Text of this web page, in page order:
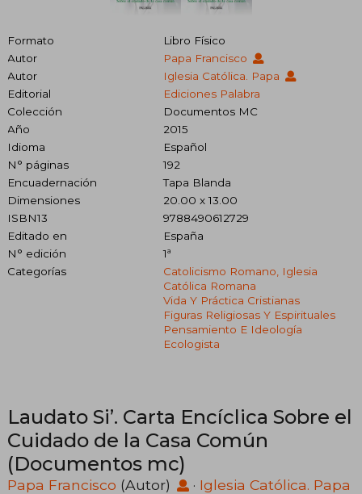
Formato
Libro Físico
Autor
Papa Francisco
Autor
Iglesia Católica. Papa
Editorial
Ediciones Palabra
Colección
Documentos MC
Año
2015
Idioma
Español
N° páginas
192
Encuadernación
Tapa Blanda
Dimensiones
20.00 x 13.00
ISBN13
9788490612729
Editado en
España
N° edición
1ª
Categorías
Catolicismo Romano, Iglesia
Católica Romana
Vida Y Práctica Cristianas
Figuras Religiosas Y Espirituales
Pensamiento E Ideología
Ecologista
Laudato Si’. Carta Encíclica Sobre el
Cuidado de la Casa Común
(Documentos mc)
Papa Francisco (Autor) · Iglesia Católica. Papa